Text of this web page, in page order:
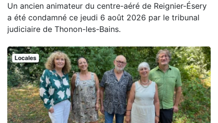
Un ancien animateur du centre-aéré de Reignier-Ésery
a été condamné ce jeudi 6 août 2026 par le tribunal
judiciaire de Thonon-les-Bains.
Locales